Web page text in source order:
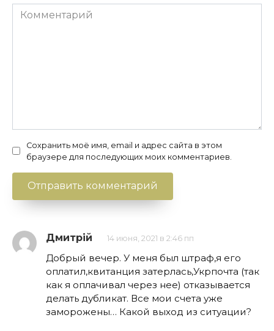
Комментарий
Сохранить моё имя, email и адрес сайта в этом
браузере для последующих моих комментариев.
Дмитрій 14 июня, 2021 в 2:46 пп
Добрый вечер. У меня был штраф,я его
оплатил,квитанция затерлась,Укрпочта (так
как я оплачивал через нее) отказывается
делать дубликат. Все мои счета уже
заморожены… Какой выход из ситуации?